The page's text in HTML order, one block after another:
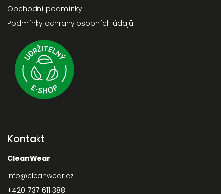
Obchodní podmínky
Podmínky ochrany osobních údajů
Kontakt
CleanWear
info@cleanwear.cz
+420 737 611 388‬